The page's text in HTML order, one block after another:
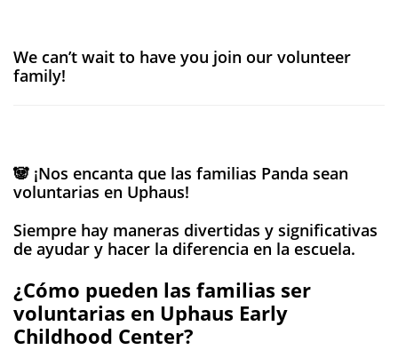
We can’t wait to have you join our volunteer
family!
🐼 ¡Nos encanta que las familias Panda sean
voluntarias en Uphaus!
Siempre hay maneras divertidas y significativas
de ayudar y hacer la diferencia en la escuela.
¿Cómo pueden las familias ser
voluntarias en Uphaus Early
Childhood Center?